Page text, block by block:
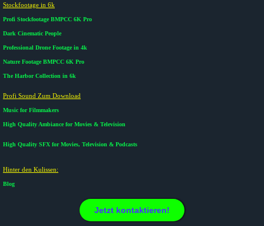
Stockfootage in 6k
Profi Stockfootage BMPCC 6K Pro
Dark Cinematic People
Professional Drone Footage in 4k
Nature Footage BMPCC 6K Pro
The Harbor Collection in 6k
Profi Sound Zum Download
Music for Filmmakers
High Quality Ambiance for Movies & Television
High Quality SFX for Movies, Television & Podcasts
Hinter den Kulissen:
Blog
Jetzt kontaktieren!